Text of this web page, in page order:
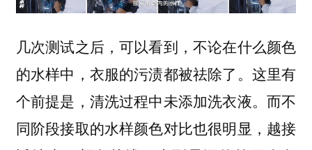
几次测试之后，可以看到，不论在什么颜色
的水样中，衣服的污渍都被祛除了。这里有
个前提是，清洗过程中未添加洗衣液。而不
同阶段接取的水样颜色对比也很明显，越接